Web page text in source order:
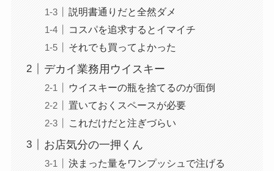
説明書通りだと全然ダメ
コスパを追求するとイマイチ
それでも買ってよかった
デカイ業務用ウイスキー
ウイスキーの瓶を捨てるのが面倒
置いておくスペースが必要
これだけだと注ぎづらい
お店気分の一押くん
決まった量をワンプッシュで注げる